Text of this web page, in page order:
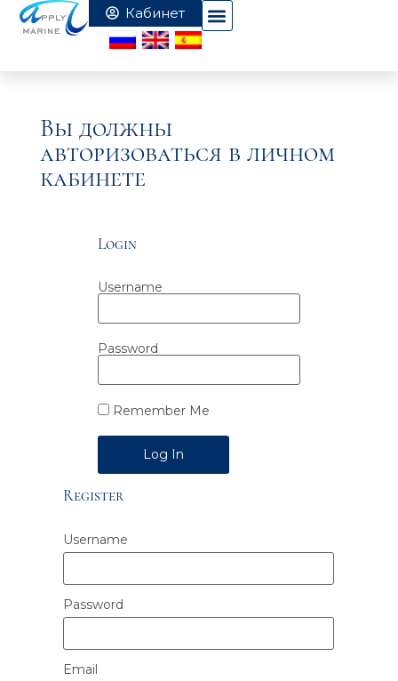
Вы должны
авторизоваться в личном
кабинете
Login
Username
Password
Remember Me
Alternative:
Register
Username
Password
Email